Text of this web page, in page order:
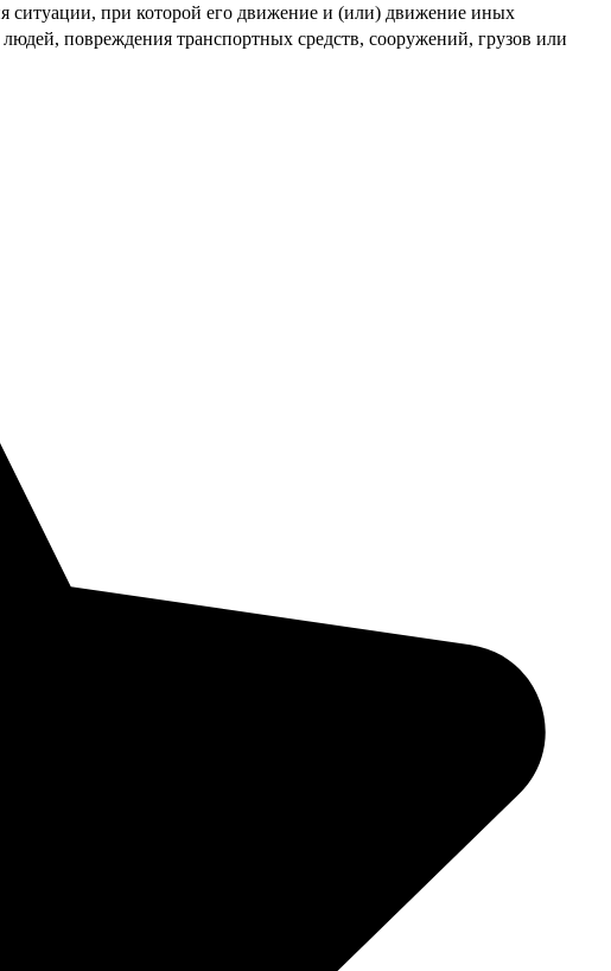
ситуации, при которой его движение и (или) движение иных
повреждения транспортных средств, сооружений, грузов или